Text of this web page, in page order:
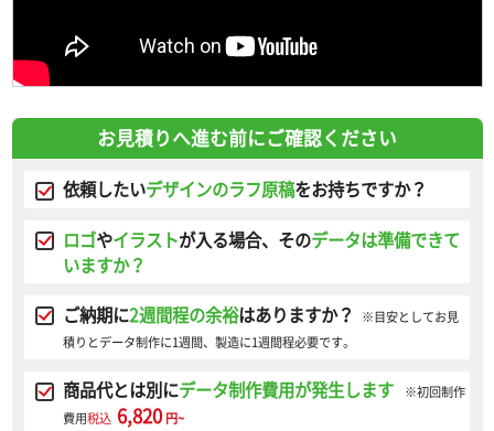
お見積りへ進む前にご確認ください
依頼したいデザインのラフ原稿をお持ちですか？
ロゴやイラストが入る場合、そのデータは準備できて
いますか？
ご納期に2週間程の余裕はありますか？
※目安としてお見
積りとデータ制作に1週間、製造に1週間程必要です。
商品代とは別にデータ制作費用が発生します
※初回制作
費用税込 6,820 円~